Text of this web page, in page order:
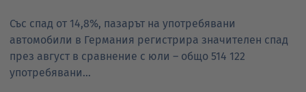
Със спад от 14,8%, пазарът на употребявани
автомобили в Германия регистрира значителен спад
през август в сравнение с юли – общо 514 122
употребявани…